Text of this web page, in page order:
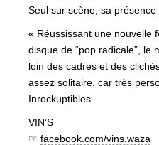
Seul sur scène, sa présence
« Réussissant une nouvelle
disque de “pop radicale”, le
loin des cadres et des
assez solitaire, car très
Inrockuptibles
VIN’S
☞ facebook.com/vins.waza